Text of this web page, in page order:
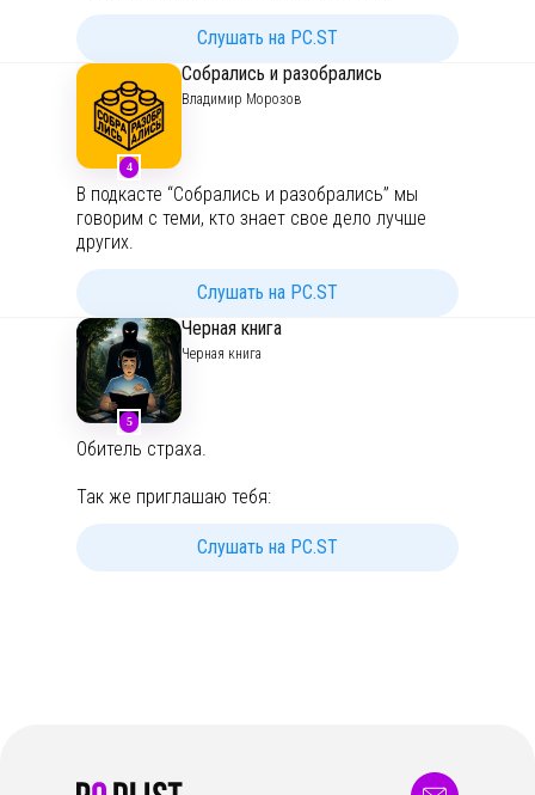
Эквалайзер - зона вне жанров и направлений.
Только музыка и окружающие её истории,
которые стоят внимания.
Слушать на PC.ST
4
Собрались и разобрались
Владимир Морозов
В подкасте “Собрались и разобрались” мы
говорим с теми, кто знает свое дело лучше
других.
morcominfo@yandex.ru
▫️Telegram:https://t.me/vv_morozov
▫️Сайт подкаста:https://sobralis-razobralis.ru
Слушать на PC.ST
5
Черная книга
Черная книга
Обитель страха.
Так же приглашаю тебя:
Другие площадки -Слушать на PC.ST